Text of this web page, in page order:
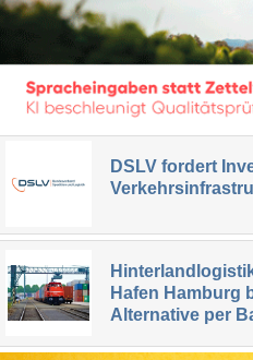
DSLV fordert
Hafen Hamburg
Alternative per